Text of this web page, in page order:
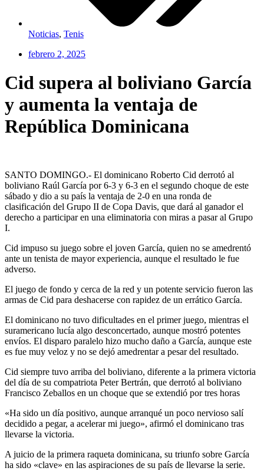
Noticias, Tenis
febrero 2, 2025
Cid supera al boliviano García
y aumenta la ventaja de
República Dominicana
SANTO DOMINGO.- El dominicano Roberto Cid derrotó al
boliviano Raúl García por 6-3 y 6-3 en el segundo choque de este
sábado y dio a su país la ventaja de 2-0 en una ronda de
clasificación del Grupo II de Copa Davis, que dará al ganador el
derecho a participar en una eliminatoria con miras a pasar al Grupo
I.
Cid impuso su juego sobre el joven García, quien no se amedrentó
ante un tenista de mayor experiencia, aunque el resultado le fue
adverso.
El juego de fondo y cerca de la red y un potente servicio fueron las
armas de Cid para deshacerse con rapidez de un errático García.
El dominicano no tuvo dificultades en el primer juego, mientras el
suramericano lucía algo desconcertado, aunque mostró potentes
envíos. El disparo paralelo hizo mucho daño a García, aunque este
es fue muy veloz y no se dejó amedrentar a pesar del resultado.
Cid siempre tuvo arriba del boliviano, diferente a la primera victoria
del día de su compatriota Peter Bertrán, que derrotó al boliviano
Francisco Zeballos en un choque que se extendió por tres horas
«Ha sido un día positivo, aunque arranqué un poco nervioso salí
decidido a pegar, a acelerar mi juego», afirmó el dominicano tras
llevarse la victoria.
A juicio de la primera raqueta dominicana, su triunfo sobre García
ha sido «clave» en las aspiraciones de su país de llevarse la serie.